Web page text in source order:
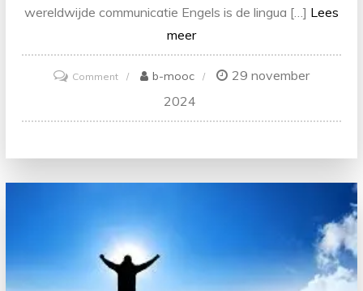
wereldwijde communicatie Engels is de lingua […] Lees
meer
Commenton
de
Leren
voor
Persoonlijke
b-mooc
29 november
2024